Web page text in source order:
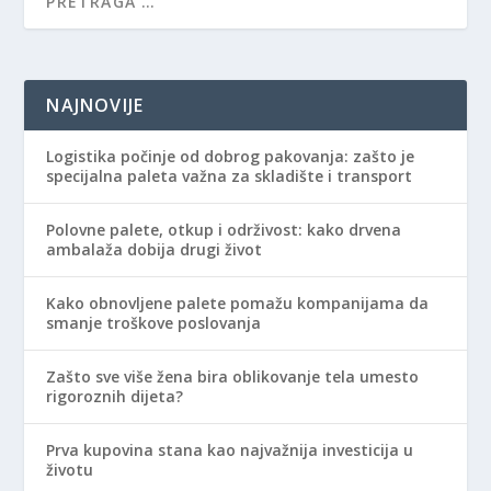
NAJNOVIJE
Logistika počinje od dobrog pakovanja: zašto je
specijalna paleta važna za skladište i transport
Polovne palete, otkup i održivost: kako drvena
ambalaža dobija drugi život
Kako obnovljene palete pomažu kompanijama da
smanje troškove poslovanja
Zašto sve više žena bira oblikovanje tela umesto
rigoroznih dijeta?
Prva kupovina stana kao najvažnija investicija u
životu